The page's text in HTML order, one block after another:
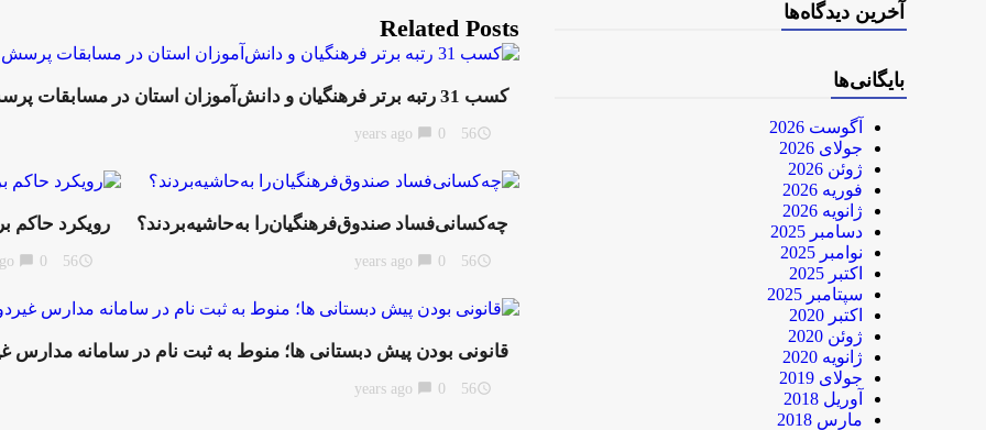
Related Posts
کسب 31 رتبه برتر فرهنگیان و دانش‌آموزان استان در مسابقات پرسش مهر ریاست جمهوری
access_time
56 years ago
chat_bubble 0
چه‌کسانی‌فساد صندوق‌فرهنگیان‌را به‌حاشیه‌بردند؟
access_time
56 years ago
chat_bubble 0
رویکرد حاکم
access_time
56 years ago
chat_bubble 0
قانونی بودن پیش دبستانی ها؛ منوط به ثبت نام در سامانه مدارس
access_time
56 years ago
chat_bubble 0
آخرین دیدگاه‌ها
بایگانی‌ها
آگوست 2026
جولای 2026
ژوئن 2026
فوریه 2026
ژانویه 2026
دسامبر 2025
نوامبر 2025
اکتبر 2025
سپتامبر 2025
اکتبر 2020
ژوئن 2020
ژانویه 2020
جولای 2019
آوریل 2018
مارس 2018